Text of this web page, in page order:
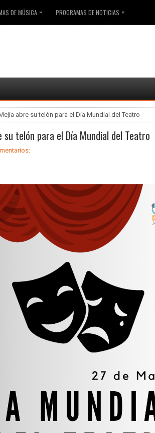
DE MÚSICA » PROGRAMAS DE NOTICIAS »
abre su telón para el Día Mundial del Teatro
telón para el Día Mundial del Teatro